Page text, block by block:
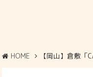
HOME 【岡山】倉敷「